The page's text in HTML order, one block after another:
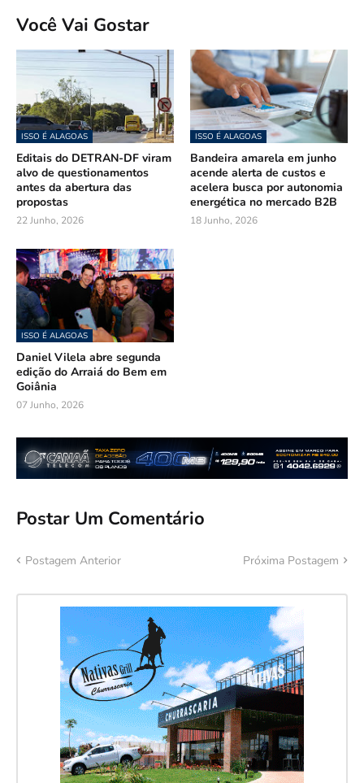
Você Vai Gostar
ISSO É ALAGOAS
Editais do DETRAN-DF viram
alvo de questionamentos
antes da abertura das
propostas
22 Junho, 2026
ISSO É ALAGOAS
Bandeira amarela em junho
acende alerta de custos e
acelera busca por autonomia
energética no mercado B2B
18 Junho, 2026
ISSO É ALAGOAS
Daniel Vilela abre segunda
edição do Arraiá do Bem em
Goiânia
07 Junho, 2026
Postar Um Comentário
Postagem Anterior Próxima Postagem